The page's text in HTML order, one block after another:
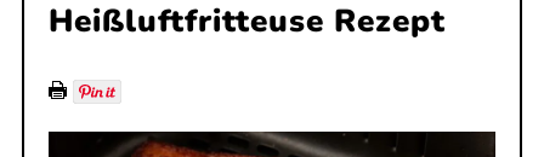
Heißluftfritteuse Rezept